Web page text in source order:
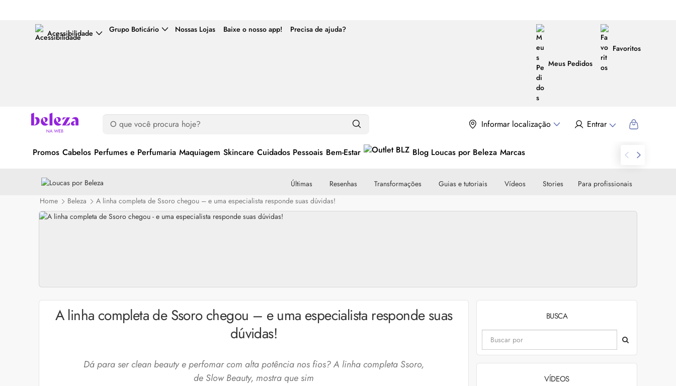
Acessibilidade Grupo Boticário Nossas Lojas Baixe o nosso app! Precisa de ajuda?
Meus Pedidos
Favoritos
Informar localização Entrar
Promos Cabelos Perfumes e Perfumaria Maquiagem Skincare Cuidados Pessoais Bem-Estar Blog Loucas por Beleza Marcas
Últimas Resenhas Transformações Guias e tutoriais Vídeos Stories
Para profissionais
Home
Beleza A linha completa de Ssoro chegou – e uma especialista responde suas dúvidas!
A linha completa de Ssoro chegou – e uma especialista responde suas
dúvidas!
Dá para ser clean beauty e perfomar com alta potência nos fios? A linha completa Ssoro,
de Slow Beauty, mostra que sim
BUSCA
VÍDEOS